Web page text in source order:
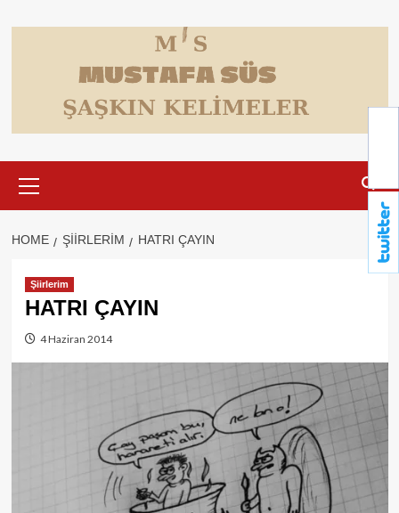
to
Menu
HOME ŞIIRLERIM HATRI ÇAYIN
Şiirlerim
HATRI ÇAYIN
4 Haziran 2014